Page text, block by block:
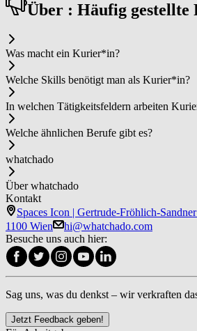
Über : Häufig gestellte
Was macht ein Ku­rier*in?
Welche Skills benötigt man als Ku­rier*in?
In welchen Tätigkeitsfeldern arbeiten
Welche ähnlichen Berufe gibt es?
whatchado
Über whatchado
Kontakt
Spaces Icon | Gertrude-Fröhlich-
1100 Wien
hi@whatchado.com
Besuche uns auch hier:
Sag uns, was du denkst – wir verkraften
Jetzt Feedback geben!